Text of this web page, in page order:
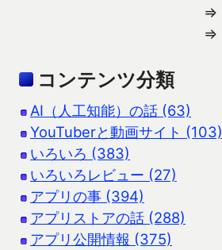
⇒
⇒
コンテンツ分類
AI（人工知能）の話 (63)
YouTuberと動画サイト (103)
いろいろ (383)
いろいろレビュー (27)
アプリの事 (394)
アプリストアの話 (288)
アプリ公開情報 (375)